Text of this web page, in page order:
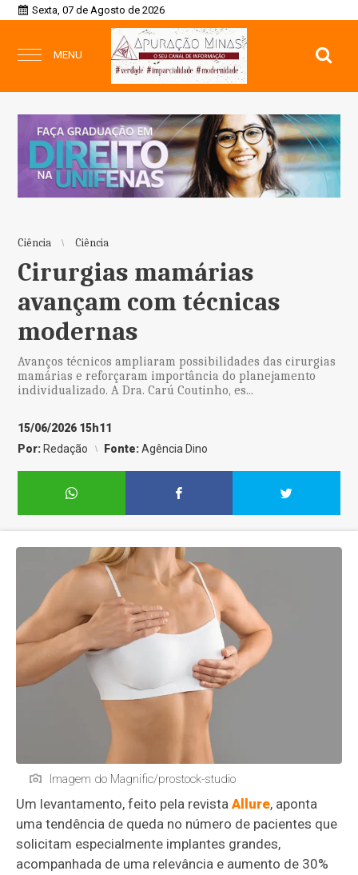
Sexta, 07 de Agosto de 2026
MENU
Ciência Ciência
Cirurgias mamárias
avançam com técnicas
modernas
Avanços técnicos ampliaram possibilidades das cirurgias
mamárias e reforçaram importância do planejamento
individualizado. A Dra. Carú Coutinho, es...
15/06/2026 15h11
Por: Redação Fonte:Agência Dino
Imagem do Magnific/prostock-studio
Um levantamento, feito pela revistaAllure, aponta
uma tendência de queda no número de pacientes que
solicitam especialmente implantes grandes,
acompanhada de uma relevância e aumento de 30%